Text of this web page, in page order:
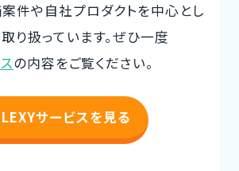
件や自社プロダクトを中心とし
り扱っています。ぜひ一度
の内容をご覧ください。
サービスを見る